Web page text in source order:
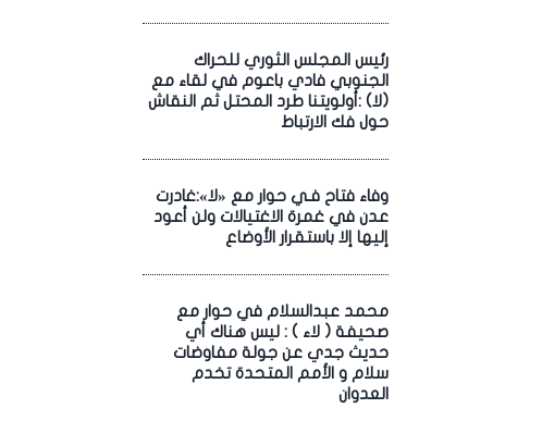
رئيس المجلس الثوري للحراك
الجنوبي فادي باعوم في لقاء مع
(لا) :أولويتنا طرد المحتل ثم النقاش
حول فك الارتباط
وفاء فتاح فـي حوار مع «لا»:غادرت
عدن في غمرة الاغتيالات ولن أعود
إليها إلا باستقرار الأوضاع
محمد عبدالسلام في حوار مع
صحيفة ( لاء ) : ليس هناك أي
حديث جدي عن جولة مفاوضات
سلام و الأمم المتحدة تخدم
العدوان